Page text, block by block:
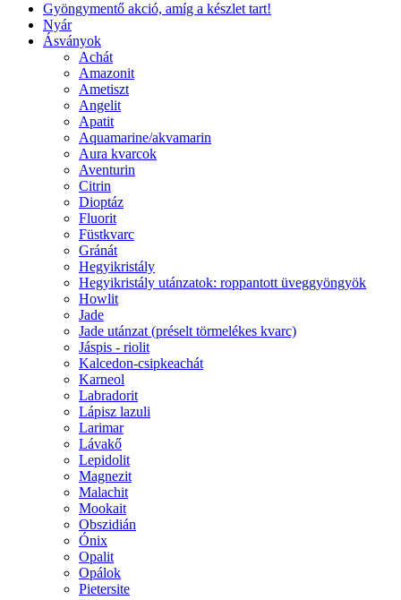
Gyöngymentő akció, amíg a készlet tart!
Nyár
Ásványok
Achát
Amazonit
Ametiszt
Angelit
Apatit
Aquamarine/akvamarin
Aura kvarcok
Aventurin
Citrin
Dioptáz
Fluorit
Füstkvarc
Gránát
Hegyikristály
Hegyikristály utánzatok: roppantott üveggyöngyök
Howlit
Jade
Jade utánzat (préselt törmelékes kvarc)
Jáspis - riolit
Kalcedon-csipkeachát
Karneol
Labradorit
Lápisz lazuli
Larimar
Lávakő
Lepidolit
Magnezit
Malachit
Mookait
Obszidián
Ónix
Opalit
Opálok
Pietersite